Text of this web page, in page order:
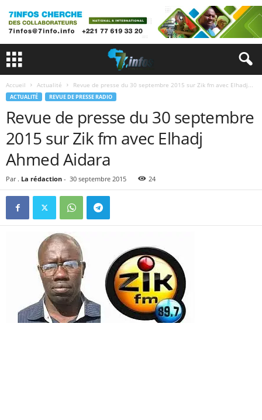
Accueil Actualité Revue de presse du 30 septembre 2015 sur Zik fm avec Elhadj...
ACTUALITÉ REVUE DE PRESSE RADIO
Revue de presse du 30 septembre
2015 sur Zik fm avec Elhadj
Ahmed Aidara
Par . La rédaction - 30 septembre 2015 24